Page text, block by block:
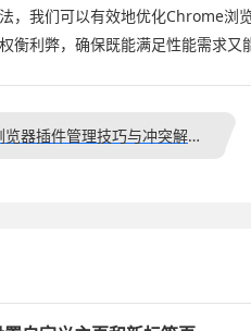
，我们可以有效地优化Chrome浏
衡利弊，确保既能满足性能需求又
谷歌浏览器插件管理技巧与冲突解决方案详细解析